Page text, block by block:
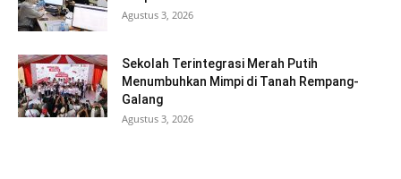
Agustus 3, 2026
Sekolah Terintegrasi Merah Putih
Menumbuhkan Mimpi di Tanah Rempang-
Galang
Agustus 3, 2026